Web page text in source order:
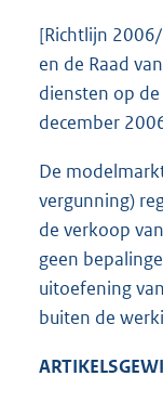
[Richtlijn
en de Raad
diensten op
december
De
vergunning)
de verkoop
geen
uitoefening
buiten de